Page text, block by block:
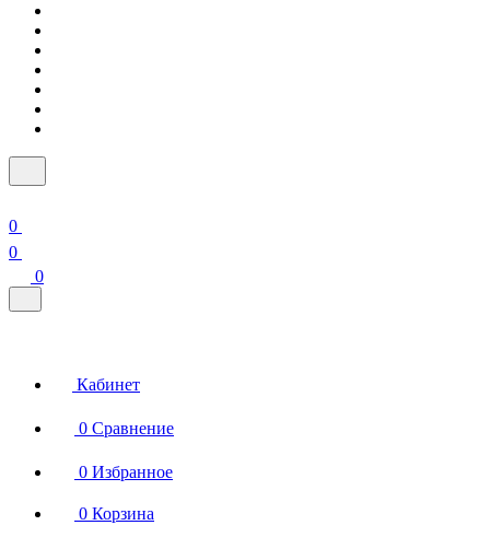
0
0
0
Кабинет
0 Сравнение
0 Избранное
0 Корзина